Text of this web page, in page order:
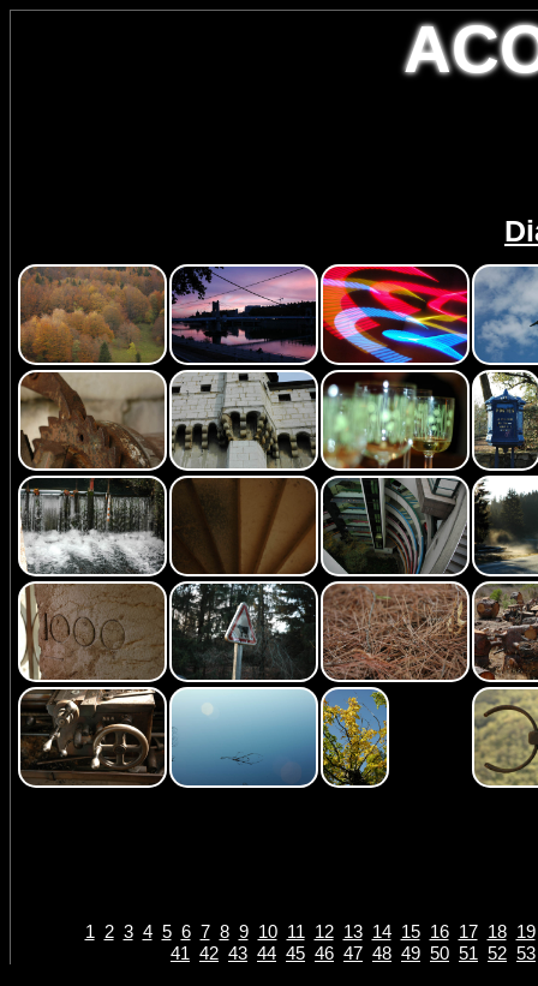
1 2 3 4 5 6 7 8 9 10 11 12 13 14 15 16 17 18 19
41 42 43 44 45 46 47 48 49 50 51 52 53